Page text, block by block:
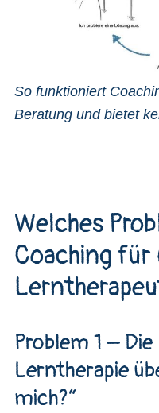
So funktioniert
Beratung und bietet
Welches
Coaching für
Problem 1 –
Lerntherapie
mich?“